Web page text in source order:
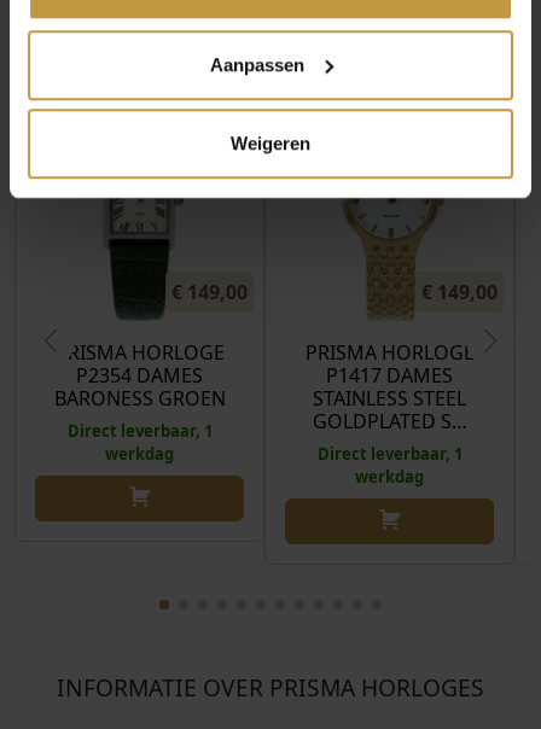
Aanpassen
Weigeren
MEER VAN PRISMA HORLOGES
€ 149,00
PRISMA HORLOGE
P2354 DAMES
BARONESS GROEN
Direct leverbaar, 1
werkdag
€ 149,00
PRISMA HORLOGE
P1417 DAMES
STAINLESS STEEL
GOLDPLATED S…
Direct leverbaar, 1
werkdag
INFORMATIE OVER PRISMA HORLOGES